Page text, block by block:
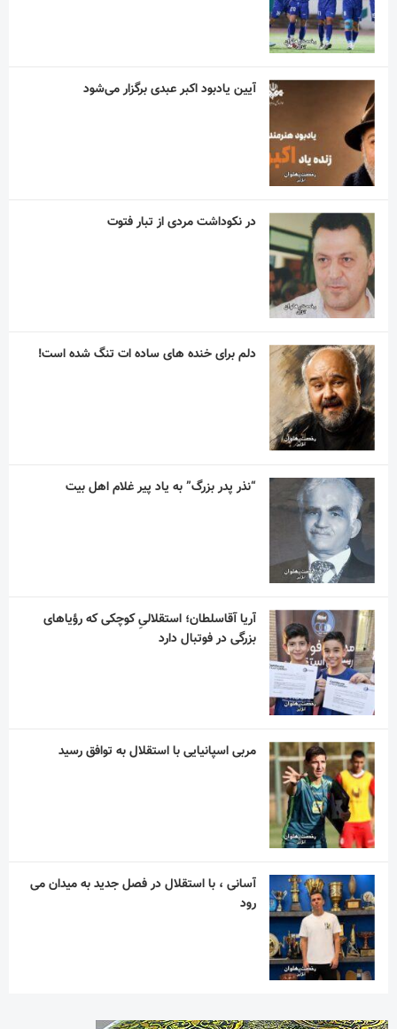
آیین یادبود اکبر عبدی برگزار می‌شود
در نکوداشت مردی از تبار فتوت
دلم برای خنده های ساده ات تنگ شده است!
“نذر پدر بزرگ” به یاد پیر غلام اهل بیت
آریا آقاسلطان؛ استقلالیِ کوچکی که رؤیاهای
بزرگی در فوتبال دارد
مربی اسپانیایی با استقلال به توافق رسید
آسانی ، با استقلال در فصل جدید به میدان می
رود